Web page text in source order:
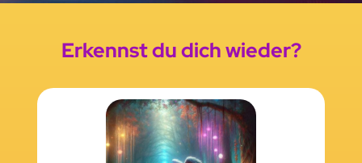
Erkennst du dich wieder?